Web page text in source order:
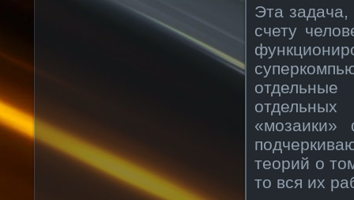
Эта задача,
счету
теорий о
то вся их